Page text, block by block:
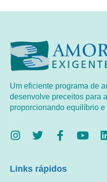
Um eficiente programa de
desenvolve preceitos para
proporcionando equilíbrio
Links rápidos